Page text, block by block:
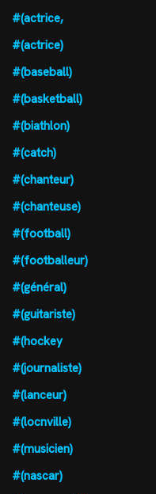
#(actrice,
#(actrice)
#(baseball)
#(basketball)
#(biathlon)
#(catch)
#(chanteur)
#(chanteuse)
#(football)
#(footballeur)
#(général)
#(guitariste)
#(hockey
#(journaliste)
#(lanceur)
#(locnville)
#(musicien)
#(nascar)